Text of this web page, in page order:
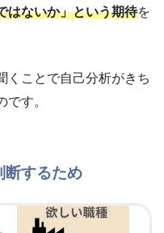
はないか」という期待を
くことで自己分析がきち
す。
断するため